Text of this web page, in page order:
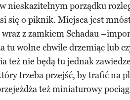
nieskazitelnym porządku
się o piknik. Miejsca jest
z zamkiem Schadau
tu wolne chwile drzemiąc lub
też nie będą tu jednak
trzeba przejść, by trafić na
też miniaturowy